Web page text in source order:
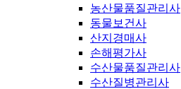
농산물품질관리사
동물보건사
산지경매사
손해평가사
수산물품질관리사
수산질병관리사